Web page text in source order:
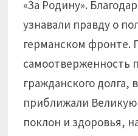
«За Родину».
узнавали правду о
германском фронте.
самоотверженность
гражданского долга,
приближали
поклон и здоровья,